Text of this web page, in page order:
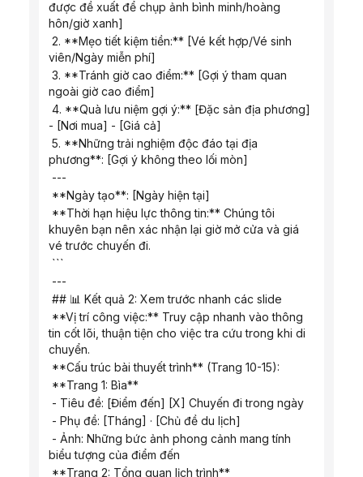
được đề xuất để chụp ảnh bình minh/hoàng
hôn/giờ xanh]
viên/Ngày miễn phí]
ngoài giờ cao điểm]
- [Nơi mua] - [Giá cả]
phương**: [Gợi ý không theo lối mòn]
---
**Ngày tạo**: [Ngày hiện tại]
khuyên bạn nên xác nhận lại giờ mở cửa và giá
vé trước chuyến đi.
```
---
## 📊 Kết quả 2: Xem trước nhanh các slide
tin cốt lõi, thuận tiện cho việc tra cứu trong khi di
chuyển.
**Cấu trúc bài thuyết trình** (Trang 10-15):
**Trang 1: Bìa**
- Tiêu đề: [Điểm đến] [X] Chuyến đi trong ngày
- Phụ đề: [Tháng] · [Chủ đề du lịch]
biểu tượng của điểm đến
**Trang 2: Tổng quan lịch trình**